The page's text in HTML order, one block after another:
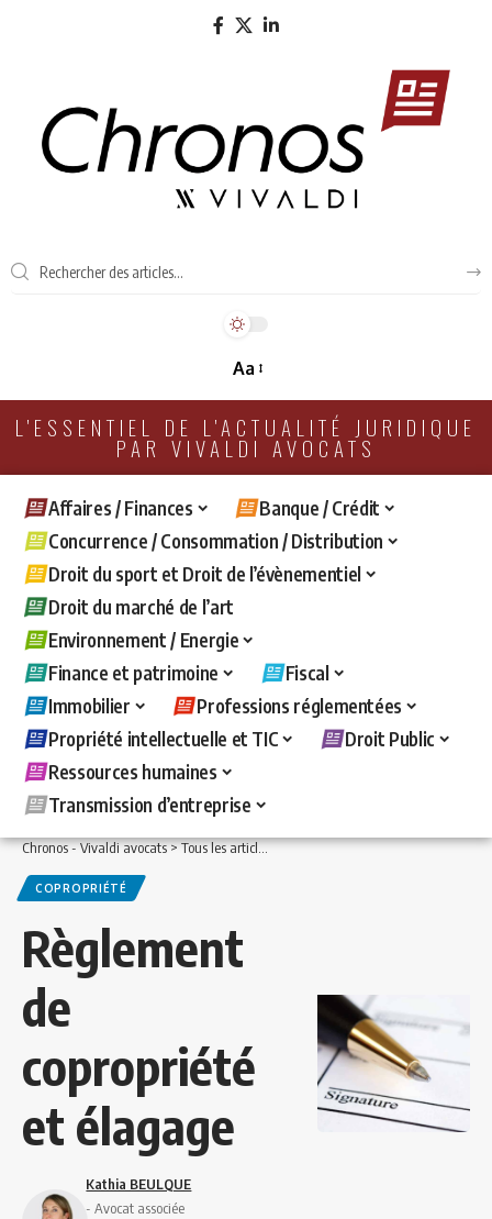
Aa
L'ESSENTIEL DE L'ACTUALITÉ JURIDIQUE
PAR VIVALDI AVOCATS
Affaires / Finances
Banque / Crédit
Concurrence / Consommation / Distribution
Droit du sport et Droit de l’évènementiel
Droit du marché de l’art
Environnement / Energie
Finance et patrimoine
Fiscal
Immobilier
Professions réglementées
Propriété intellectuelle et TIC
Droit Public
Ressources humaines
Transmission d’entreprise
Chronos - Vivaldi avocats>Tous les articles >Immobilier>Copropriété>
COPROPRIÉTÉ
Règlement
de
copropriété
et élagage
Kathia BEULQUE
- Avocat associée